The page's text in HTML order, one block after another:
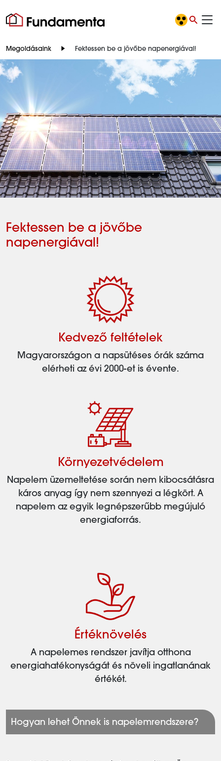
Megoldásaink Fektessen be a jövőbe napenergiával!
Fektessen be a jövőbe
napenergiával!
Kedvező feltételek
Magyarországon a napsütéses órák száma
elérheti az évi 2000-et is évente.
Környezetvédelem
Napelem üzemeltetése során nem kibocsátásra
káros anyag így nem szennyezi a légkört. A
napelem az egyik legnépszerűbb megújuló
energiaforrás.
Értéknövelés
A napelemes rendszer javítja otthona
energiahatékonyságát és növeli ingatlanának
értékét.
Hogyan lehet Önnek is napelemrendszere?